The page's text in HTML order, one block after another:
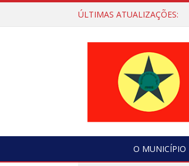
ÚLTIMAS ATUALIZAÇÕES:
O MUNICÍPIO